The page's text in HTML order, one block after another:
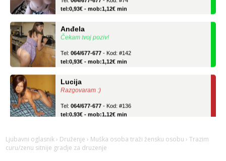
tel:0,93€ - mob:1,12€ min
Čekam tvoj poziv!
tel:0,93€ - mob:1,12€ min
Razgovaram :)
tel:0,93€ - mob:1,12€ min
Obavijesti me kada se oslobodi
Vanesa
Čekam tvoj poziv!
Ljubavni oglasnik › Druženje › Muška osoba traži žensku osobu › Trazim
curu/zenu sitnije gradje za druzenje